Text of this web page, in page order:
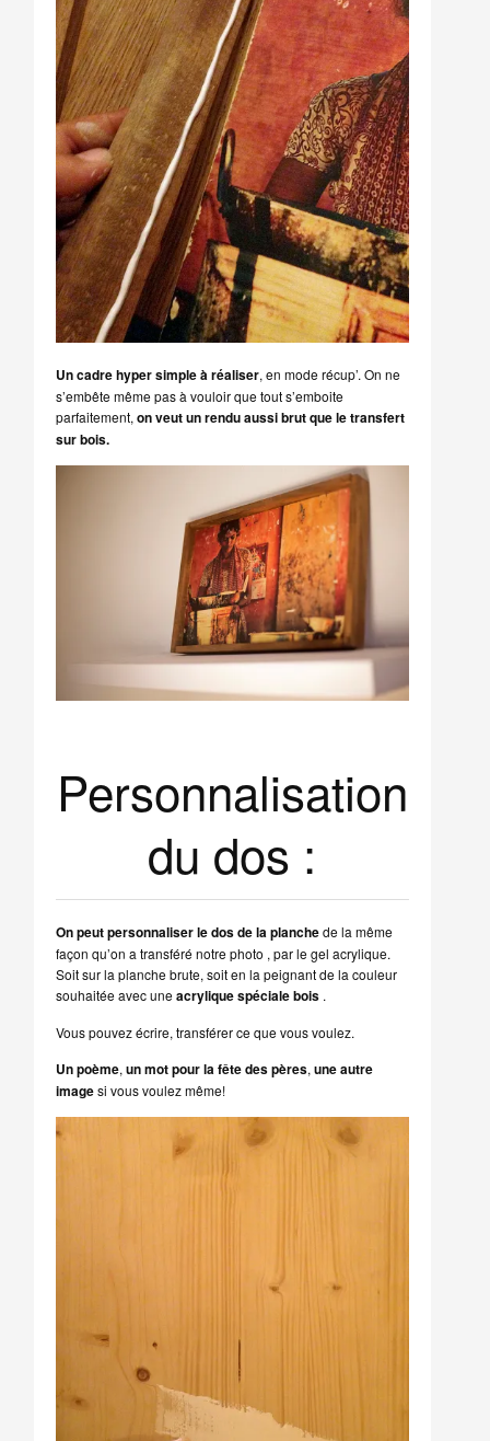
Un cadre hyper simple à réaliser, en mode récup’. On ne
s’embête même pas à vouloir que tout s’emboite
parfaitement, on veut un rendu aussi brut que le transfert
sur bois.
Personnalisation
du dos :
On peut personnaliser le dos de la planchede la même
façon qu’on a transféré notre photo , par le gel acrylique.
Soit sur la planche brute, soit en la peignant de la couleur
souhaitée avec uneacrylique spéciale bois.
Vous pouvez écrire, transférer ce que vous voulez.
Un poème,un mot pour la fête des pères,une autre
imagesi vous voulez même!